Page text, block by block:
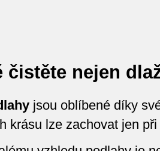
čistěte nejen
jsou oblíbené díky
krásu lze zachovat jen